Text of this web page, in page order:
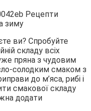
ви? Спробуйте
складу всіх
пряна з чудовим
солодким смаком з
до м’яса, рибі і
смакової складу
додати